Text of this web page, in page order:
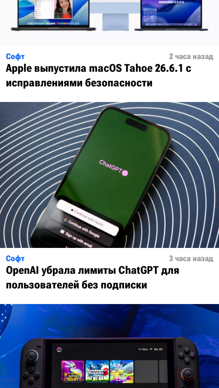
Софт 2 часа назад
Apple выпустила macOS Tahoe 26.6.1 с
исправлениями безопасности
Софт 3 часа назад
OpenAI убрала лимиты ChatGPT для
пользователей без подписки